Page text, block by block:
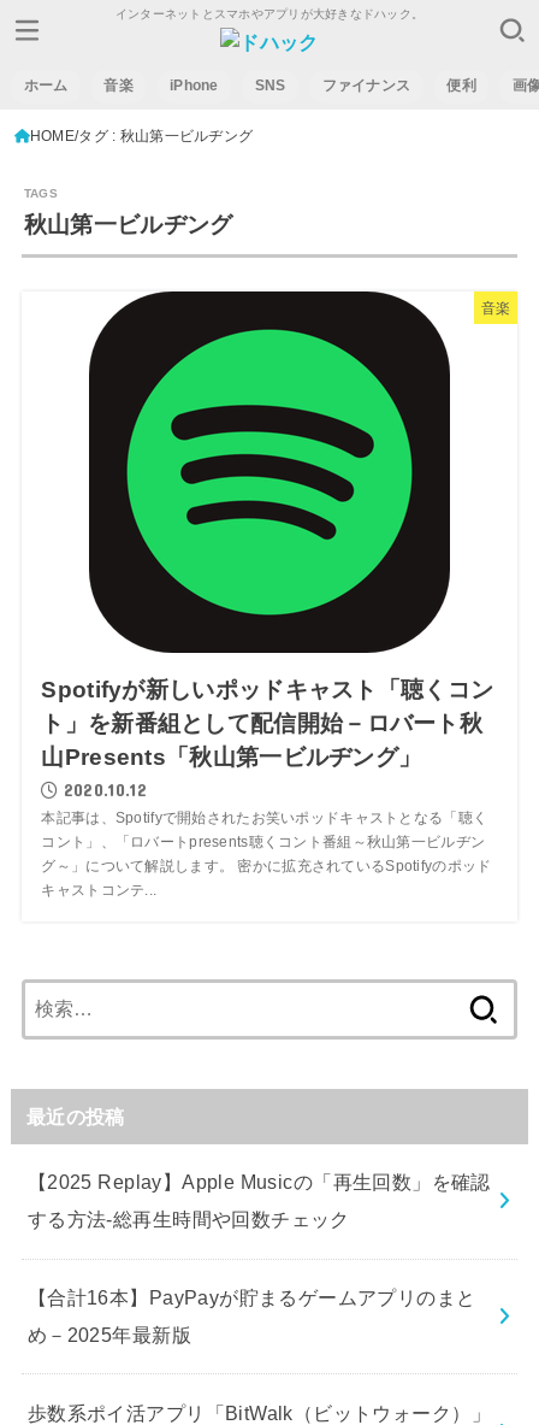
インターネットとスマホやアプリが大好きなドハック。
ホーム 音楽 iPhone SNS ファイナンス 便利 画
HOME タグ : 秋山第一ビルヂング
秋山第一ビルヂング
音楽
Spotifyが新しいポッドキャスト「聴くコン
ト」を新番組として配信開始－ロバート秋
山Presents「秋山第一ビルヂング」
2020.10.12
本記事は、Spotifyで開始されたお笑いポッドキャストとなる「聴く
コント」、「ロバートpresents聴くコント番組～秋山第一ビルヂン
グ～」について解説します。 密かに拡充されているSpotifyのポッド
キャストコンテ...
索:
最近の投稿
【2025 Replay】Apple Musicの「再生回数」を確認
する方法-総再生時間や回数チェック
【合計16本】PayPayが貯まるゲームアプリのまと
め－2025年最新版
歩数系ポイ活アプリ「BitWalk（ビットウォーク）」